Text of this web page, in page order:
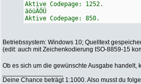
Aktive Codepage: 1252.
äöüÄÖÜ
Aktive Codepage: 850.
Betriebssystem: Windows 10; Quelltext
(edit: auch mit Zeichenkodierung ISO-8859-15
Ob es sich um die gewünschte Ausgabe
Deine Chance beträgt 1:1000. Also musst du